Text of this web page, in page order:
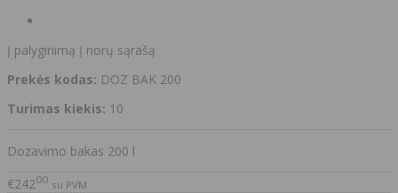
Į palyginimą Į norų sąrašą
Prekės kodas: DOZ BAK 200
Turimas kiekis: 10
Dozavimo bakas 200 l
€24200 su PVM